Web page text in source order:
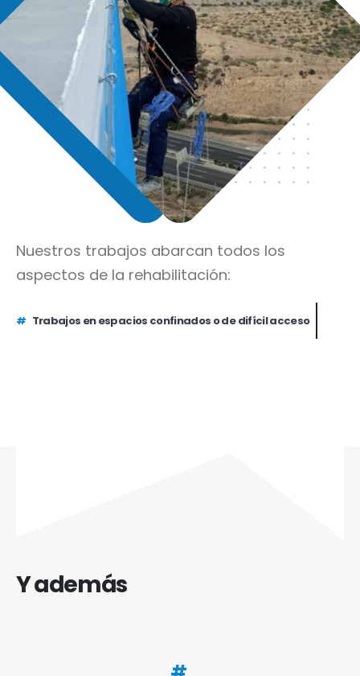
Nuestros trabajos abarcan todos los
aspectos de la rehabilitación:
# Trabajos en espacios confinados o de difícil acceso
Y además